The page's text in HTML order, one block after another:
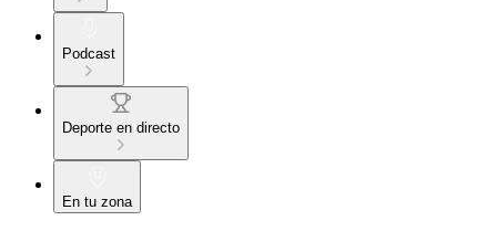
Podcast
Deporte en directo
En tu zona